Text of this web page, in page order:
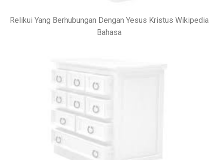
Relikui Yang Berhubungan Dengan Yesus Kristus Wikipedia
Bahasa